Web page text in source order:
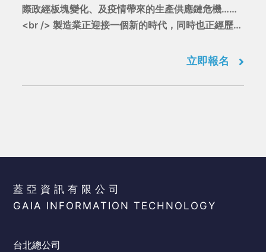
際政經板塊變化、及疫情帶來的生產供應鏈危機……
<br /> 製造業正迎接一個新的時代，同時也正經歷轉
陣痛！<br /> 面對轉型，改變的不僅是生產技術，更
立即報名
蓋亞資訊有限公司
GAIA INFORMATION TECHNOLOGY
台北總公司